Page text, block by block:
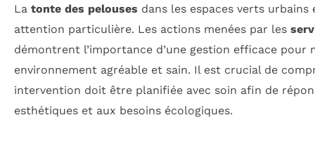
La tonte des pelouses dans les espaces verts
attention particulière. Les actions menées par les
démontrent l’importance d’une gestion efficace pour
environnement agréable et sain. Il est crucial de
intervention doit être planifiée avec soin afin de
esthétiques et aux besoins écologiques.